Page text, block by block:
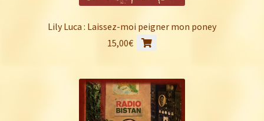
Lily Luca : Laissez-moi peigner mon poney
15,00€